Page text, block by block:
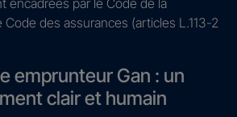
encadrées par le Code de la
des assurances (articles L.113-2
emprunteur Gan : un
clair et humain